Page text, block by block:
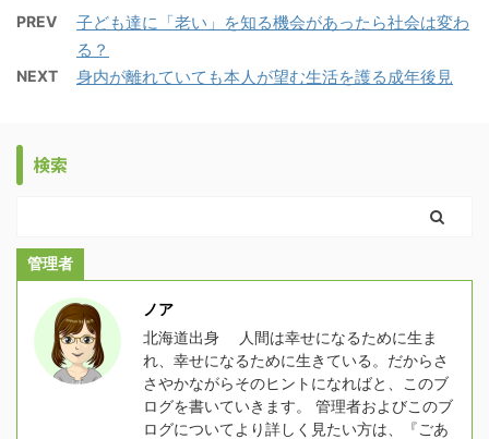
PREV
子ども達に「老い」を知る機会があったら社会は変わ
る？
NEXT 身内が離れていても本人が望む生活を護る成年後見
検索
管理者
ノア
北海道出身 人間は幸せになるために生ま
れ、幸せになるために生きている。だからさ
さやかながらそのヒントになればと、このブ
ログを書いていきます。 管理者およびこのブ
ログについてより詳しく見たい方は、『ごあ